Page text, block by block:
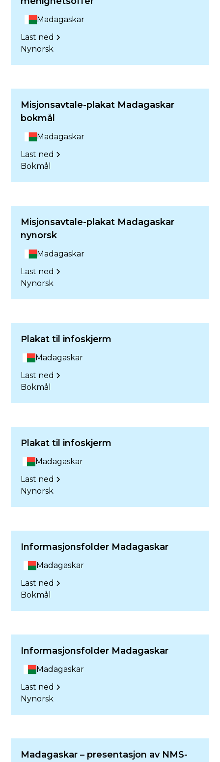
Madagaskar
Last ned
Nynorsk
Misjonsavtale-plakat Madagaskar
bokmål
Madagaskar
Last ned
Bokmål
Misjonsavtale-plakat Madagaskar
nynorsk
Madagaskar
Last ned
Nynorsk
Plakat til infoskjerm
Madagaskar
Last ned
Bokmål
Plakat til infoskjerm
Madagaskar
Last ned
Nynorsk
Informasjonsfolder Madagaskar
Madagaskar
Last ned
Bokmål
Informasjonsfolder Madagaskar
Madagaskar
Last ned
Nynorsk
Madagaskar – presentasjon av NMS-